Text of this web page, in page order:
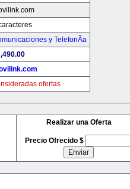
y TelefonÃ­a
ofertas
Realizar una Oferta
Precio Ofrecido $